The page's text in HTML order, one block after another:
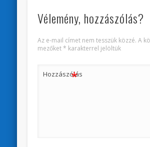
Vélemény, hozzászólás?
Az e-mail címet nem tesszük közzé. A
mezőket* karakterrel jelöltük
Hozzászólás
*